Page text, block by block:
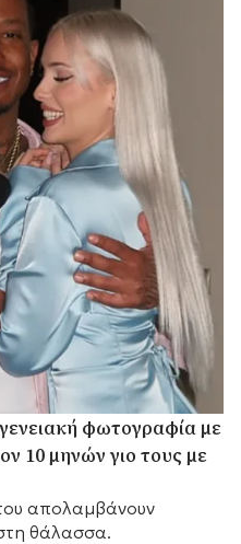
φωτογραφία με
10 μηνών γιο τους με
απολαμβάνουν
θάλασσα.